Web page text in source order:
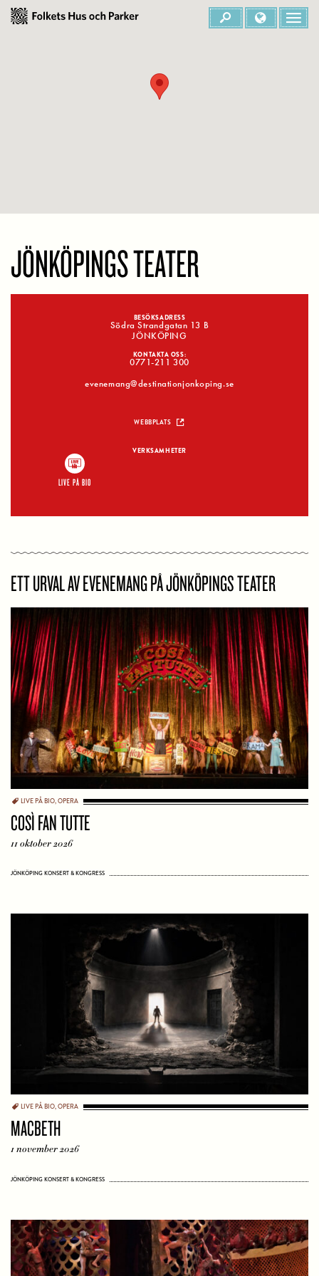
JÖNKÖPINGS TEATER
BESÖKSADRESS
Södra Strandgatan 13 B
JÖNKÖPING
KONTAKTA OSS:
0771-211 300
evenemang@destinationjonkoping.se
WEBBPLATS
VERKSAMHETER
LIVE PÅ BIO
ETT URVAL AV EVENEMANG PÅ JÖNKÖPINGS TEATER
LIVE PÅ BIO,OPERA
COSÌ FAN TUTTE
11 oktober 2026
JÖNKÖPING KONSERT & KONGRESS
LIVE PÅ BIO,OPERA
MACBETH
1 november 2026
JÖNKÖPING KONSERT & KONGRESS